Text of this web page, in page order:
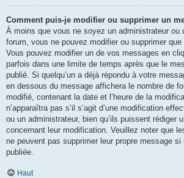
Comment puis-je modifier ou supprimer un
À moins que vous ne soyez un administrateur ou
forum, vous ne pouvez modifier ou supprimer
Vous pouvez modifier un de vos messages en
parfois dans une limite de temps après que le
publié. Si quelqu’un a déjà répondu à votre
en dessous du message affichera le nombre de
modifié, contenant la date et l’heure de la
n’apparaîtra pas s’il s’agit d’une modification
ou un administrateur, bien qu’ils puissent rédiger
concernant leur modification. Veuillez noter que
ne peuvent pas supprimer leur propre message si
publiée.
Haut